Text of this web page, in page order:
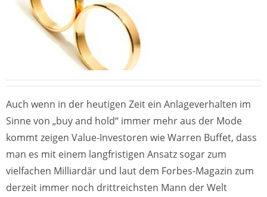
Auch wenn in der heutigen Zeit ein Anlageverhalten im
Sinne von „buy and hold“ immer mehr aus der Mode
kommt zeigen Value-Investoren wie Warren Buffet, dass
man es mit einem langfristigen Ansatz sogar zum
vielfachen Milliardär und laut dem Forbes-Magazin zum
derzeit immer noch drittreichsten Mann der Welt